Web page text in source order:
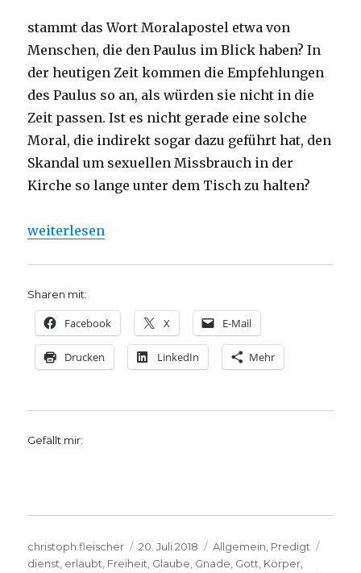
stammt das Wort Moralapostel etwa von
Menschen, die den Paulus im Blick haben? In
der heutigen Zeit kommen die Empfehlungen
des Paulus so an, als würden sie nicht in die
Zeit passen. Ist es nicht gerade eine solche
Moral, die indirekt sogar dazu geführt hat, den
Skandal um sexuellen Missbrauch in der
Kirche so lange unter dem Tisch zu halten?
„Predigt 1. Korinther 6, Christoph Fleischer, Welver
weiterlesen
Sharen mit:
Facebook X E-Mail
Drucken LinkedIn Mehr
Gefällt mir:
Autor
christoph.fleischer
Veröffentlicht
am
20. Juli 2018 Kategorien
Allgemein Predigt
dienst erlaubt Freiheit Glaube Gnade Gott Körper